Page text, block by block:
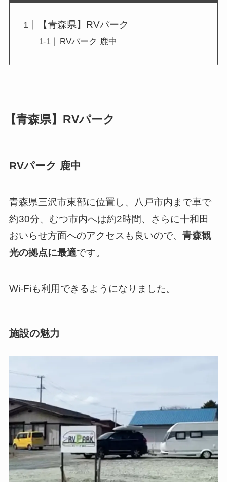
【青森県】RVパーク
RVパーク 鹿中
【青森県】RVパーク
RVパーク 鹿中
青森県三沢市東部に位置し、八戸市内まで車で
約30分、むつ市内へは約2時間、さらに十和田
おいらせ方面へのアクセスも良いので、 青森観
光の拠点に最適です。
Wi-Fiも利用できるようになりました。
施設の魅力